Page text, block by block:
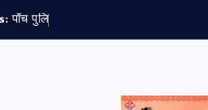
पच पलस